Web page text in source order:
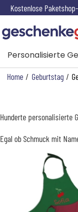
Kostenlose
Personalisierte
Home / Geburtstag /
Hunderte personalisierte
Egal ob Schmuck mit